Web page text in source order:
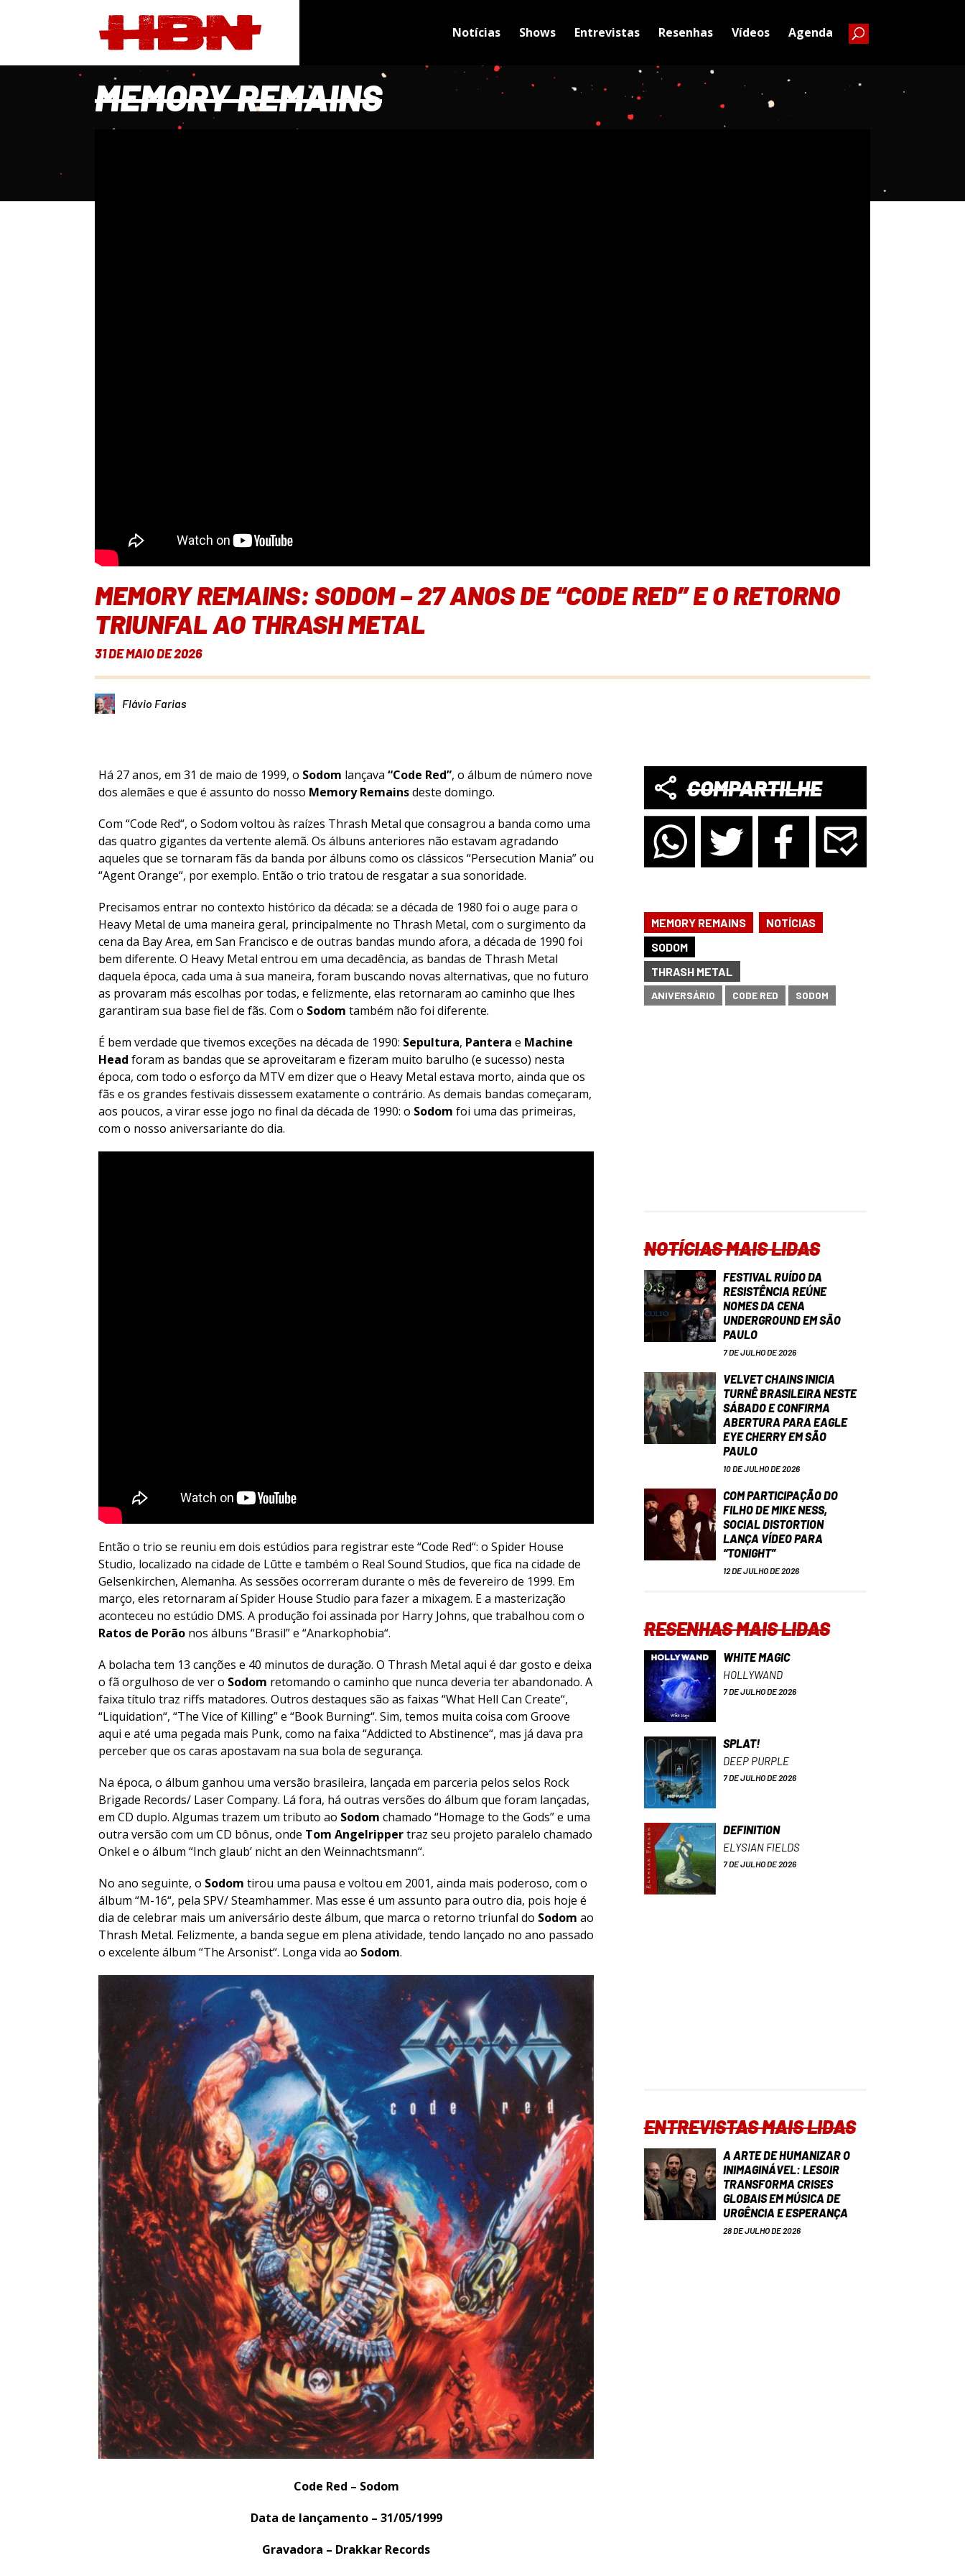
Notícias Shows Entrevistas Resenhas Vídeos Agenda
MEMORY REMAINS
MEMORY REMAINS: SODOM – 27 ANOS DE “CODE RED” E O RETORNO
TRIUNFAL AO THRASH METAL
31 DE MAIO DE 2026
Flávio Farias
Há 27 anos, em 31 de maio de 1999, o Sodom lançava “Code Red”, o álbum de número nove
dos alemães e que é assunto do nosso Memory Remainsdeste domingo.
Com “Code Red“, o Sodom voltou às raízes Thrash Metal que consagrou a banda como uma
das quatro gigantes da vertente alemã. Os álbuns anteriores não estavam agradando
aqueles que se tornaram fãs da banda por álbuns como os clássicos “Persecution Mania” ou
“Agent Orange“, por exemplo. Então o trio tratou de resgatar a sua sonoridade.
Precisamos entrar no contexto histórico da década: se a década de 1980 foi o auge para o
Heavy Metal de uma maneira geral, principalmente no Thrash Metal, com o surgimento da
cena da Bay Area, em San Francisco e de outras bandas mundo afora, a década de 1990 foi
bem diferente. O Heavy Metal entrou em uma decadência, as bandas de Thrash Metal
daquela época, cada uma à sua maneira, foram buscando novas alternativas, que no futuro
as provaram más escolhas por todas, e felizmente, elas retornaram ao caminho que lhes
garantiram sua base fiel de fãs. Com o Sodom também não foi diferente.
É bem verdade que tivemos exceções na década de 1990: Sepultura, Pantera e Machine
Head foram as bandas que se aproveitaram e fizeram muito barulho (e sucesso) nesta
época, com todo o esforço da MTV em dizer que o Heavy Metal estava morto, ainda que os
fãs e os grandes festivais dissessem exatamente o contrário. As demais bandas começaram,
aos poucos, a virar esse jogo no final da década de 1990: o Sodom foi uma das primeiras,
com o nosso aniversariante do dia.
Então o trio se reuniu em dois estúdios para registrar este “Code Red“: o Spider House
Studio, localizado na cidade de Lūtte e também o Real Sound Studios, que fica na cidade de
Gelsenkirchen, Alemanha. As sessões ocorreram durante o mês de fevereiro de 1999. Em
março, eles retornaram aí Spider House Studio para fazer a mixagem. E a masterização
aconteceu no estúdio DMS. A produção foi assinada por Harry Johns, que trabalhou com o
Ratos de Porão nos álbuns “Brasil” e “Anarkophobia“.
A bolacha tem 13 canções e 40 minutos de duração. O Thrash Metal aqui é dar gosto e deixa
o fã orgulhoso de ver o Sodom retomando o caminho que nunca deveria ter abandonado. A
faixa título traz riffs matadores. Outros destaques são as faixas “What Hell Can Create“,
“Liquidation“, “The Vice of Killing” e “Book Burning“. Sim, temos muita coisa com Groove
aqui e até uma pegada mais Punk, como na faixa “Addicted to Abstinence“, mas já dava pra
perceber que os caras apostavam na sua bola de segurança.
Na época, o álbum ganhou uma versão brasileira, lançada em parceria pelos selos Rock
Brigade Records/ Laser Company. Lá fora, há outras versões do álbum que foram lançadas,
em CD duplo. Algumas trazem um tributo ao Sodom chamado “Homage to the Gods” e uma
outra versão com um CD bônus, onde Tom Angelrippertraz seu projeto paralelo chamado
Onkel e o álbum “Inch glaub’ nicht an den Weinnachtsmann“.
No ano seguinte, o Sodom tirou uma pausa e voltou em 2001, ainda mais poderoso, com o
álbum “M-16“, pela SPV/ Steamhammer. Mas esse é um assunto para outro dia, pois hoje é
dia de celebrar mais um aniversário deste álbum, que marca o retorno triunfal do Sodom ao
Thrash Metal. Felizmente, a banda segue em plena atividade, tendo lançado no ano passado
o excelente álbum “The Arsonist“. Longa vida ao Sodom.
Code Red – Sodom
Data de lançamento – 31/05/1999
Gravadora – Drakkar Records
COMPARTILHE
MEMORY REMAINS
NOTÍCIAS
SODOM
THRASH METAL
ANIVERSÁRIO CODE RED SODOM
NOTÍCIAS MAIS LIDAS
FESTIVAL RUÍDO DA
RESISTÊNCIA REÚNE
NOMES DA CENA
UNDERGROUND EM SÃO
PAULO
7 DE JULHO DE 2026
VELVET CHAINS INICIA
TURNÊ BRASILEIRA NESTE
SÁBADO E CONFIRMA
ABERTURA PARA EAGLE
EYE CHERRY EM SÃO
PAULO
10 DE JULHO DE 2026
COM PARTICIPAÇÃO DO
FILHO DE MIKE NESS,
SOCIAL DISTORTION
LANÇA VÍDEO PARA
“TONIGHT”
12 DE JULHO DE 2026
RESENHAS MAIS LIDAS
WHITE MAGIC
HOLLYWAND
7 DE JULHO DE 2026
SPLAT!
DEEP PURPLE
7 DE JULHO DE 2026
DEFINITION
ELYSIAN FIELDS
7 DE JULHO DE 2026
ENTREVISTAS MAIS LIDAS
A ARTE DE HUMANIZAR O
INIMAGINÁVEL: LESOIR
TRANSFORMA CRISES
GLOBAIS EM MÚSICA DE
URGÊNCIA E ESPERANÇA
28 DE JULHO DE 2026